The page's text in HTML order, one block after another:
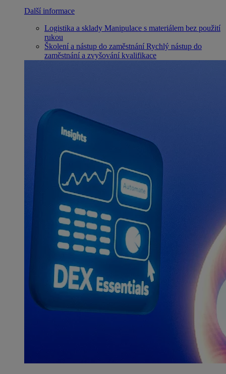
Další informace
Logistika a sklady Manipulace s materiálem bez použití
rukou
Školení a nástup do zaměstnání Rychlý nástup do
zaměstnání a zvyšování kvalifikace